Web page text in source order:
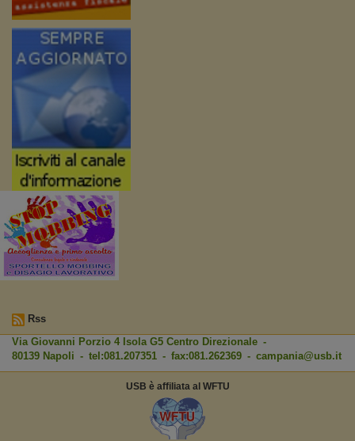
Rss
Via Giovanni Porzio 4 Isola G5 Centro Direzionale -
80139 Napoli - tel:081.207351 - fax:081.262369 - campania@usb.it
USB è affiliata al WFTU